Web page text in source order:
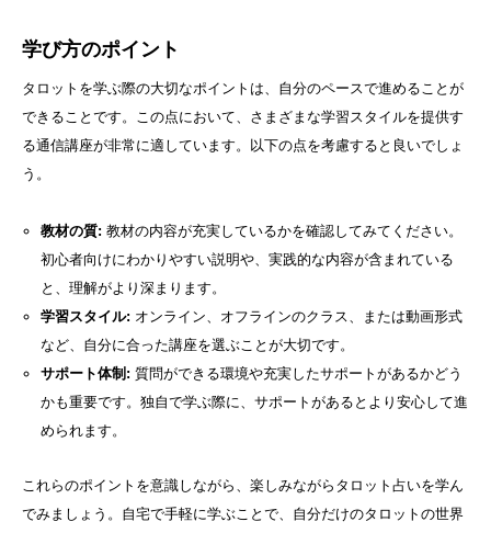
学び方のポイント
タロットを学ぶ際の大切なポイントは、自分のペースで進めることが
できることです。この点において、さまざまな学習スタイルを提供す
る通信講座が非常に適しています。以下の点を考慮すると良いでしょ
う。
教材の質: 教材の内容が充実しているかを確認してみてください。
初心者向けにわかりやすい説明や、実践的な内容が含まれている
と、理解がより深まります。
学習スタイル: オンライン、オフラインのクラス、または動画形式
など、自分に合った講座を選ぶことが大切です。
サポート体制: 質問ができる環境や充実したサポートがあるかどう
かも重要です。独自で学ぶ際に、サポートがあるとより安心して進
められます。
これらのポイントを意識しながら、楽しみながらタロット占いを学ん
でみましょう。自宅で手軽に学ぶことで、自分だけのタロットの世界